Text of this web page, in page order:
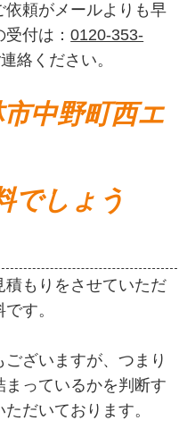
頼がメールよりも早
受付は：0120-353-
絡ください。
中野町西エ
でしょう
もりをさせていただ
す。
ざいますが、つまり
っているかを判断す
だいております。